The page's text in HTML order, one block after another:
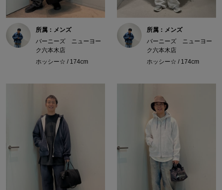
所属：メンズ
バーニーズ ニューヨー
ク六本木店
ホッシー☆ / 174cm
所属：メンズ
バーニーズ ニューヨー
ク六本木店
ホッシー☆ / 174cm